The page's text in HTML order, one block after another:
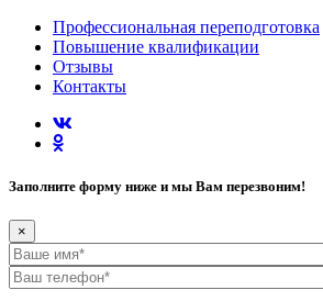
Профессиональная переподготовка
Повышение квалификации
Отзывы
Контакты
Заполните форму ниже и мы Вам перезвоним!
×